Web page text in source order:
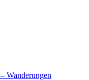
Wanderungen